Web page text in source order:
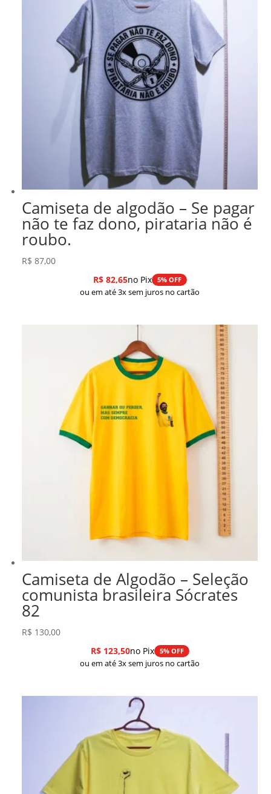
Camiseta de algodão – Se pagar
não te faz dono, pirataria não é
roubo.
R$ 87,00
R$82,65no Pix 5% OFF
ou em até 3x sem juros no cartão
Camiseta de Algodão – Seleção
comunista brasileira Sócrates
82
R$ 130,00
R$123,50no Pix 5% OFF
ou em até 3x sem juros no cartão